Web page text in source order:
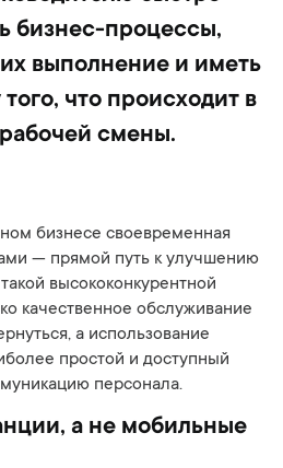
бизнес-процессы,
выполнение и иметь
что происходит в
смены.
бизнесе своевременная
— прямой путь к улучшению
высококонкурентной
качественное обслуживание
а использование
простой и доступный
персонала.
а не мобильные